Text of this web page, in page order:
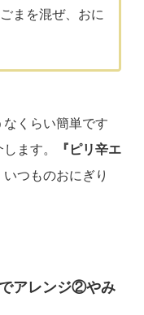
まを混ぜ、おに
くらい簡単です
ます。
『ピリ辛エ
つものおにぎり
アレンジ②やみ